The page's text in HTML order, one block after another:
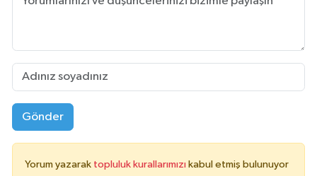
Gönder
Yorum yazarak topluluk kurallarımızı kabul etmiş bulunuyor